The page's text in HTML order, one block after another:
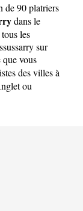
de 90 platriers
dans le
les
sur
vous
des villes à
ou